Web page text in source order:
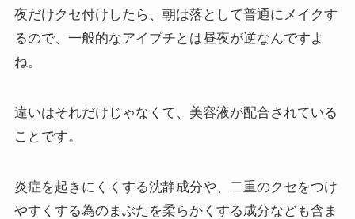
夜だけクセ付けしたら、朝は落として普通にメイクす
るので、一般的なアイプチとは昼夜が逆なんですよ
ね。
違いはそれだけじゃなくて、美容液が配合されている
ことです。
炎症を起きにくくする沈静成分や、二重のクセをつけ
やすくする為のまぶたを柔らかくする成分なども含ま